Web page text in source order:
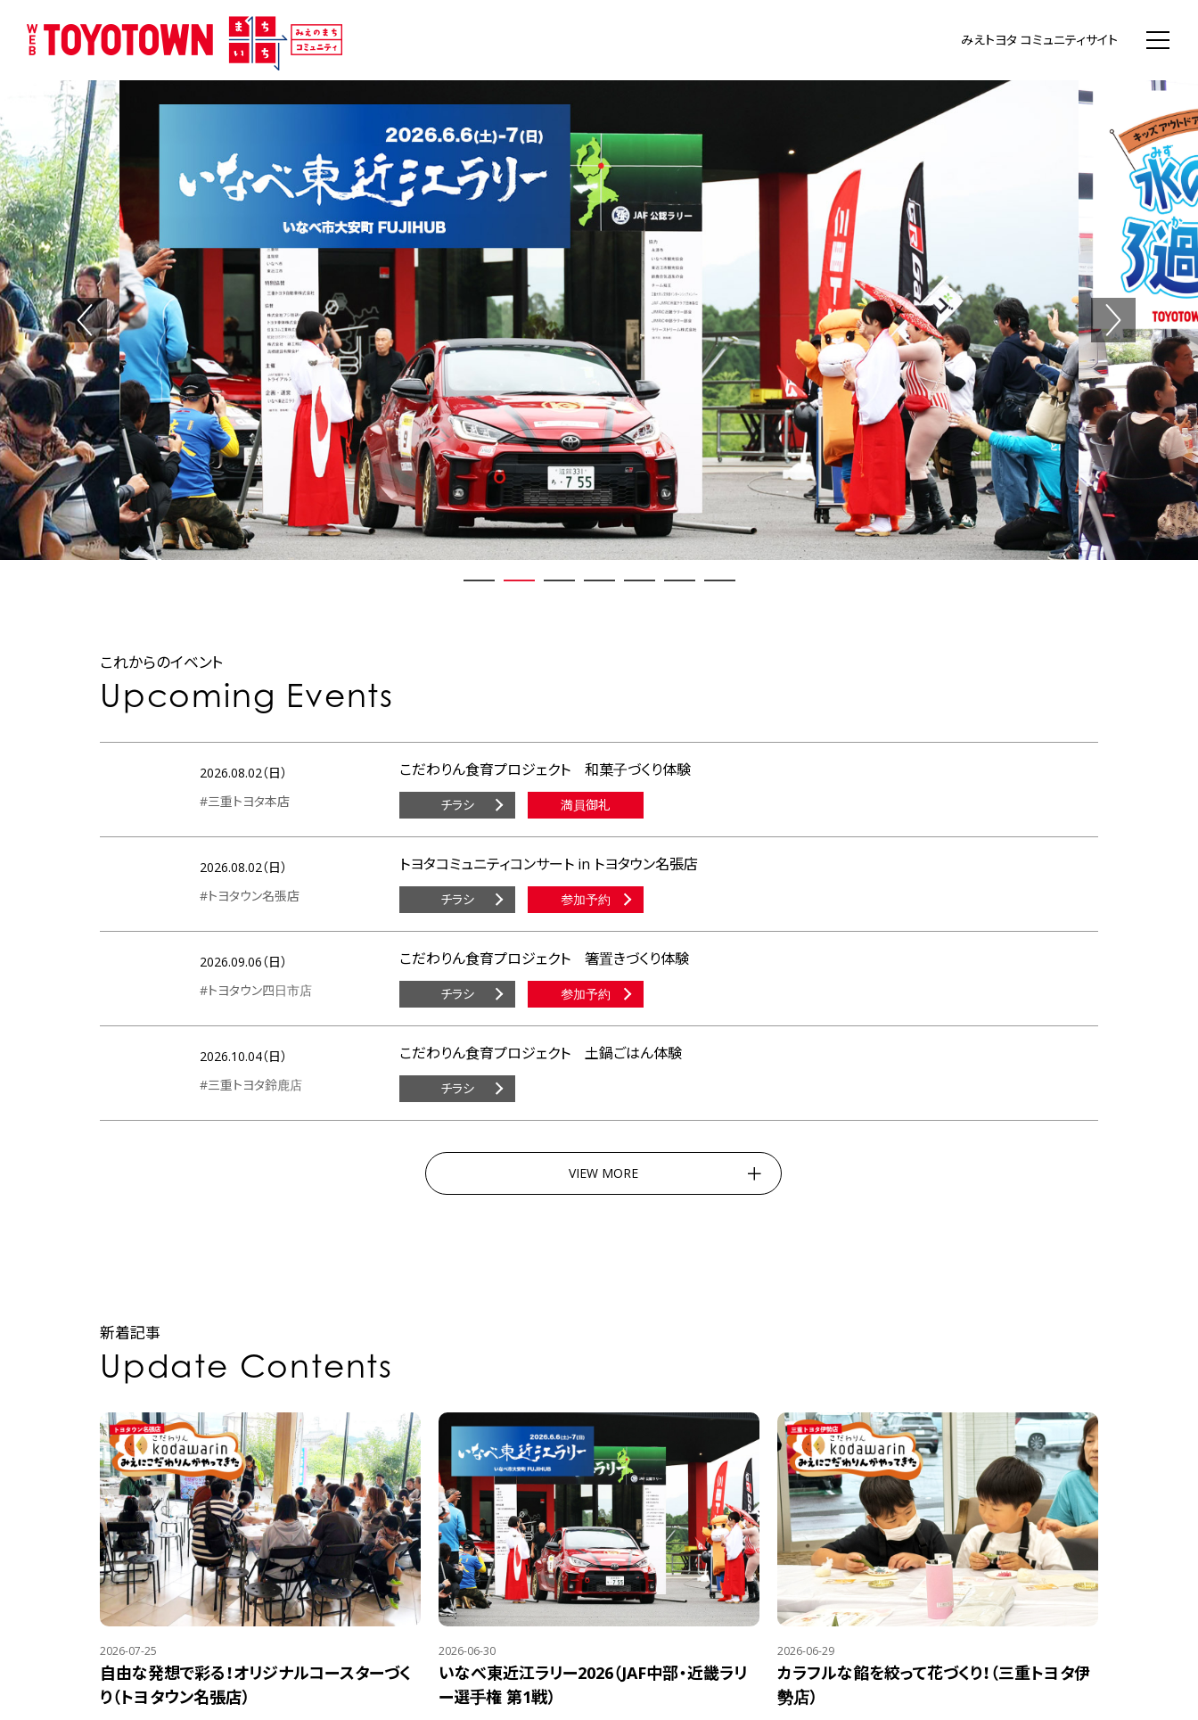
みえトヨタ コミュニティサイト
Previous Next
これからのイベント
Upcoming Events
2026.08.02（日）
#三重トヨタ本店
こだわりん食育プロジェクト 和菓子づくり体験
チラシ 満員御礼
2026.08.02（日）
#トヨタウン名張店
トヨタコミュニティコンサート in トヨタウン名張店
チラシ 参加予約
2026.09.06（日）
#トヨタウン四日市店
こだわりん食育プロジェクト 箸置きづくり体験
チラシ 参加予約
2026.10.04（日）
#三重トヨタ鈴鹿店
こだわりん食育プロジェクト 土鍋ごはん体験
チラシ
VIEW MORE
新着記事
Update Contents
2026-07-25
自由な発想で彩る！オリジナルコースターづく
り（トヨタウン名張店）
2026-06-30
いなべ東近江ラリー2026（JAF中部・近畿ラリ
ー選手権 第1戦）
2026-06-29
カラフルな餡を絞って花づくり！（三重トヨタ伊
勢店）